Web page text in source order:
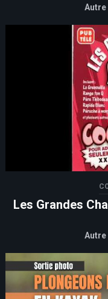
Autre
Les Grandes
Autre